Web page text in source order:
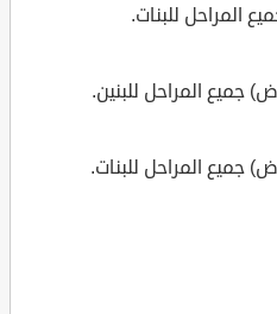
المراحل للبنات.
جميع المراحل للبنين.
جميع المراحل للبنات.